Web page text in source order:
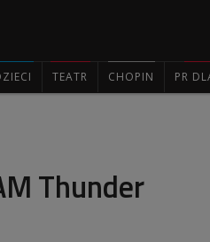
TEATR CHOPIN PR
Thunder